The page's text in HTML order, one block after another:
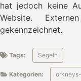
hat jedoch keine
Website.
gekennzeichnet.
Tags: Segeln
Kategorien: